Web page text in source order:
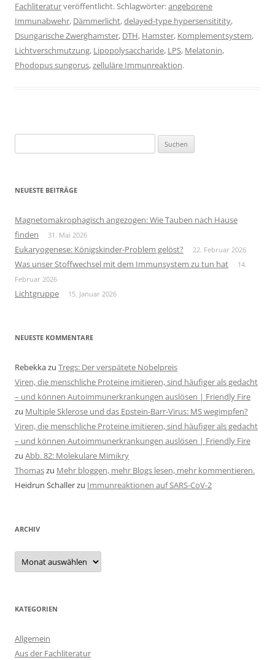
Fachliteraturveröffentlicht. Schlagwörter:angeborene
Immunabwehr, Dämmerlicht,delayed-type hypersensititity,
Dsungarische Zwerghamster, DTH, Hamster, Komplementsystem,
Lichtverschmutzung, Lipopolysaccharide, LPS, Melatonin,
Phodopus sungorus,zelluläre Immunreaktion.
nach:
NEUESTE BEITRÄGE
Magnetomakrophagisch angezogen: Wie Tauben nach Hause
finden
31. Mai 2026
Eukaryogenese: Königskinder-Problem gelöst? 22. Februar 2026
Was unser Stoffwechsel mit dem Immunsystem zu tun hat
14.
Februar 2026
Lichtgruppe 15. Januar 2026
NEUESTE KOMMENTARE
Rebekkazu Tregs: Der verspätete Nobelpreis
Viren, die menschliche Proteine imitieren, sind häufiger als gedacht
– und können Autoimmunerkrankungen auslösen | Friendly Fire
zu Multiple Sklerose und das Epstein-Barr-Virus: MS wegimpfen?
Viren, die menschliche Proteine imitieren, sind häufiger als gedacht
– und können Autoimmunerkrankungen auslösen | Friendly Fire
zu Abb. 82: Molekulare Mimikry
Thomaszu Mehr bloggen, mehr Blogs lesen, mehr kommentieren.
Heidrun Schallerzu Immunreaktionen auf SARS-CoV-2
ARCHIV
Archiv
KATEGORIEN
Allgemein
Aus der Fachliteratur